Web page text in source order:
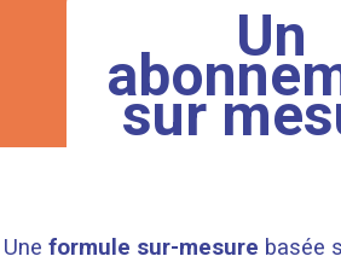
Un
sur
Une formule sur-mesure basée